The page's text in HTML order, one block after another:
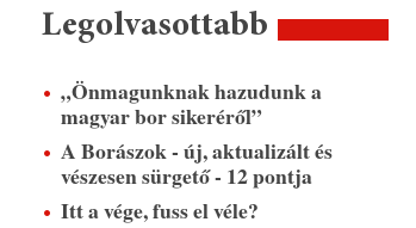
Legolvasottabb
„Önmagunknak hazudunk a
magyar bor sikeréről”
A Borászok - új, aktualizált és
vészesen sürgető - 12 pontja
Itt a vége, fuss el véle?